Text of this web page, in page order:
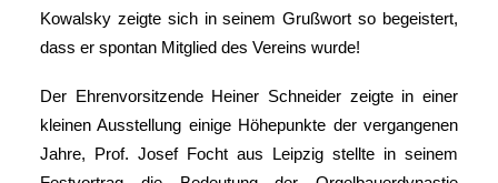
Kowalsky zeigte sich in seinem Grußwort so begeistert,
dass er spontan Mitglied des Vereins wurde!
Der Ehrenvorsitzende Heiner Schneider zeigte in einer
kleinen Ausstellung einige Höhepunkte der vergangenen
Jahre, Prof. Josef Focht aus Leipzig stellte in seinem